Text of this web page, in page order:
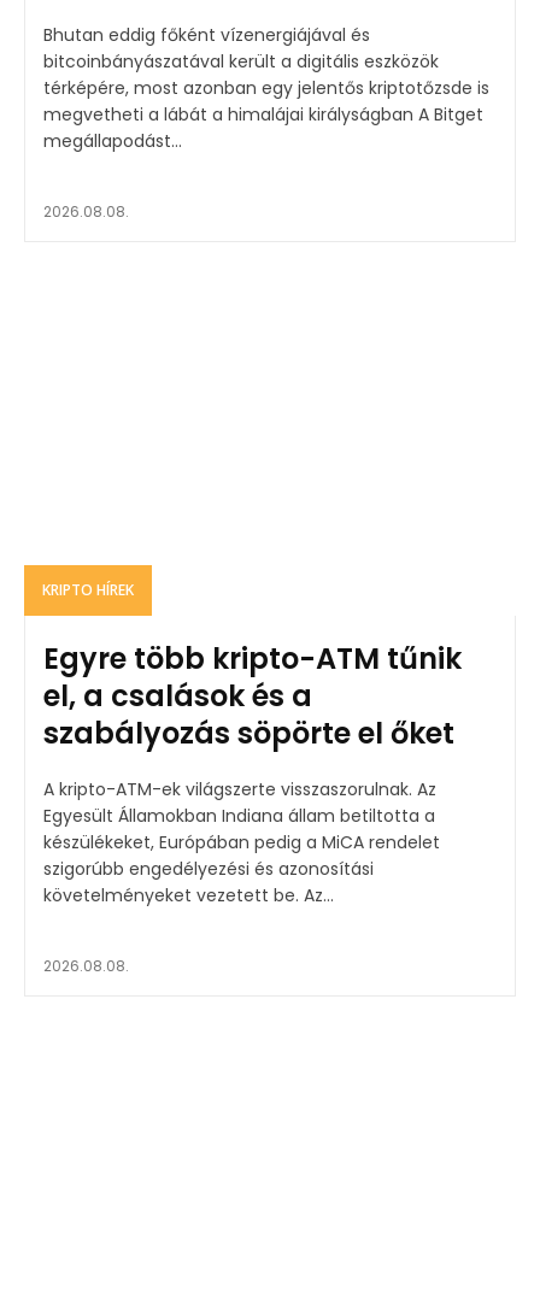
Bhutan eddig főként vízenergiájával és
bitcoinbányászatával került a digitális eszközök
térképére, most azonban egy jelentős kriptotőzsde is
megvetheti a lábát a himalájai királyságban A Bitget
megállapodást...
2026.08.08.
KRIPTO HÍREK
Egyre több kripto-ATM tűnik
el, a csalások és a
szabályozás söpörte el őket
A kripto-ATM-ek világszerte visszaszorulnak. Az
Egyesült Államokban Indiana állam betiltotta a
készülékeket, Európában pedig a MiCA rendelet
szigorúbb engedélyezési és azonosítási
követelményeket vezetett be. Az...
2026.08.08.